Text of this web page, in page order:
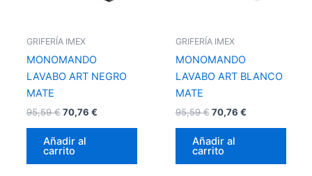
GRIFERÍA IMEX
MONOMANDO
LAVABO ART NEGRO
MATE
95,59€ 70,76 €
Añadir al
carrito
GRIFERÍA IMEX
MONOMANDO
LAVABO ART BLANCO
MATE
95,59€ 70,76 €
Añadir al
carrito